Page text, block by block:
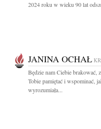
2024 roku w wieku 90 lat
JANINA OCHAŁ
Będzie nam Ciebie brakować,
Tobie pamiętać i wspominać,
wyrozumiała...